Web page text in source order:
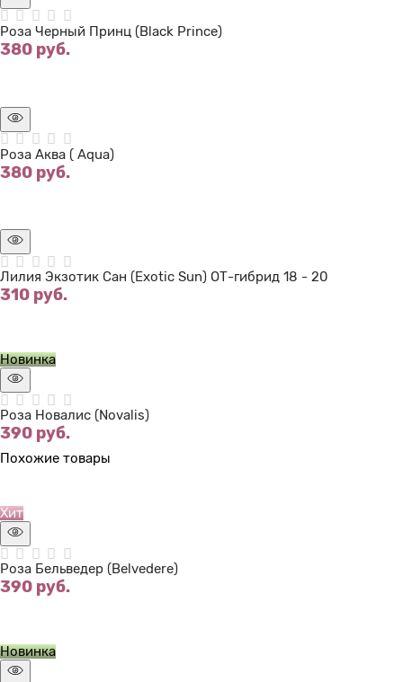
Роза Черный Принц (Black Prince)
380 руб.
Роза Аква ( Aqua)
380 руб.
Лилия Экзотик Сан (Exotic Sun) ОТ-гибрид 18 - 20
310 руб.
Новинка
Роза Новалис (Novalis)
390 руб.
Похожие товары
Хит
Роза Бельведер (Belvedere)
390 руб.
Новинка